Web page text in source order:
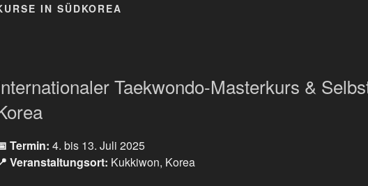
IN SÜDKOREA
Taekwondo-Masterkurs &
Termin: 4. bis 13. Juli 2025
Veranstaltungsort: Kukkiwon, Korea